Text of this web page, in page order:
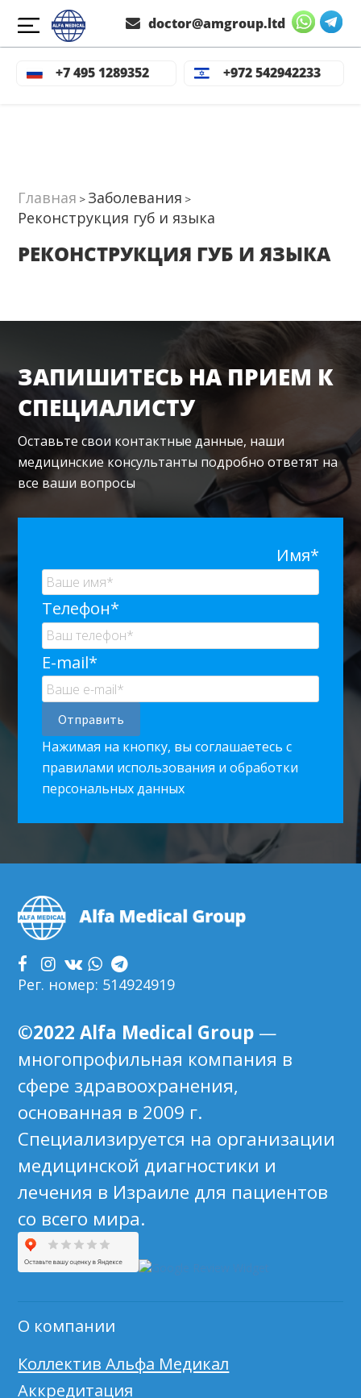
+7 495 1289352 +972 542942233
doctor@amgroup.ltd
Главная > Заболевания >
Реконструкция губ и языка
РЕКОНСТРУКЦИЯ ГУБ И ЯЗЫКА
ЗАПИШИТЕСЬ НА ПРИЕМ К
СПЕЦИАЛИСТУ
Оставьте свои контактные данные, наши
медицинские консультанты подробно ответят на
все ваши вопросы
Имя*
Телефон*
E-mail*
Нажимая на кнопку, вы соглашаетесь с
правилами использования и обработки
персональных данных
Footer
Рег. номер: 514924919
©2022 Alfa Medical Group —
многопрофильная компания в
сфере здравоохранения,
основанная в 2009 г.
Специализируется на организации
медицинской диагностики и
лечения в Израиле для пациентов
со всего мира.
О компании
Коллектив Альфа Медикал
Аккредитация